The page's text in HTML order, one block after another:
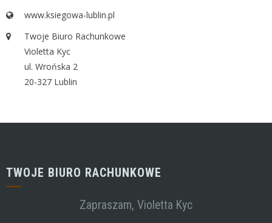
www.ksiegowa-lublin.pl
Twoje Biuro Rachunkowe
Violetta Kyc
ul. Wrońska 2
20-327 Lublin
TWOJE BIURO RACHUNKOWE
Zapraszam, Violetta Kyc